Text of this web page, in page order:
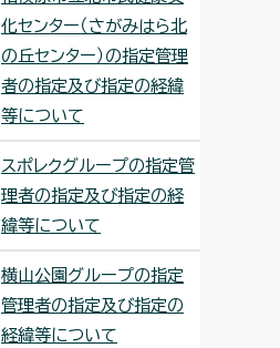
化センター（さがみはら北
の丘センター）の指定管理
者の指定及び指定の経緯
等について
スポレクグループの指定管
理者の指定及び指定の経
緯等について
横山公園グループの指定
管理者の指定及び指定の
経緯等について